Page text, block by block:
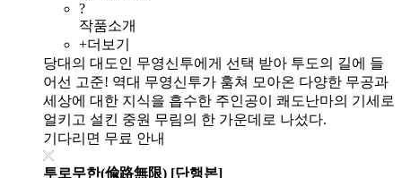
?
작품소개
+더보기
당대의 대도인 무영신투에게 선택 받아 투도의 길에 들
어선 고준! 역대 무영신투가 훔쳐 모아온 다양한 무공과
세상에 대한 지식을 흡수한 주인공이 쾌도난마의 기세로
얼키고 설킨 중원 무림의 한 가운데로 나섰다.
기다리면 무료 안내
투로무한(偸路無限) [단행본]